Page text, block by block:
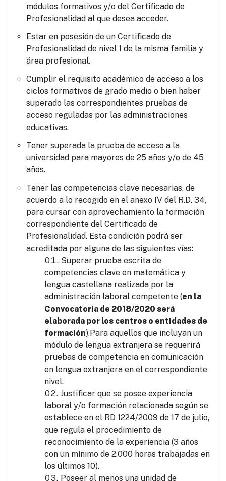
módulos formativos y/o del Certificado de
Profesionalidad al que desea acceder.
Estar en posesión de un Certificado de
Profesionalidad de nivel 1 de la misma familia y
área profesional.
Cumplir el requisito académico de acceso a los
ciclos formativos de grado medio o bien haber
superado las correspondientes pruebas de
acceso reguladas por las administraciones
educativas.
Tener superada la prueba de acceso a la
universidad para mayores de 25 años y/o de 45
años.
Tener las competencias clave necesarias, de
acuerdo a lo recogido en el anexo IV del R.D. 34,
para cursar con aprovechamiento la formación
correspondiente del Certificado de
Profesionalidad. Esta condición podrá ser
acreditada por alguna de las siguientes vías:
Superar prueba escrita de
competencias clave en matemática y
lengua castellana realizada por la
administración laboral competente (en la
Convocatoria de 2018/2020 será
elaborada por los centros o entidades de
formación).Para aquellos que incluyan un
módulo de lengua extranjera se requerirá
pruebas de competencia en comunicación
en lengua extranjera en el correspondiente
nivel.
Justificar que se posee experiencia
laboral y/o formación relacionada según se
establece en el RD 1224/2009 de 17 de julio,
que regula el procedimiento de
reconocimiento de la experiencia (3 años
con un mínimo de 2.000 horas trabajadas en
los últimos 10).
Poseer al menos una unidad de